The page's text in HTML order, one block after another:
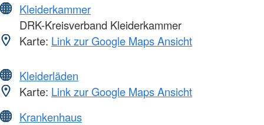
Kleiderkammer
DRK-Kreisverband Kleiderkammer
Karte: Link zur Google Maps Ansicht
Kleiderläden
Karte: Link zur Google Maps Ansicht
Krankenhaus